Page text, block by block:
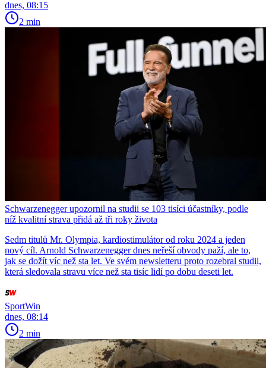
dnes, 08:15
2 min
Schwarzenegger upozornil na studii se 103 tisíci účastníky, podle
níž kvalitní strava přidá až tři roky života
Sedm titulů Mr. Olympia, kardiostimulátor od roku 2024 a jeden
nový cíl. Arnold Schwarzenegger dnes neřeší obvody paží, ale to,
jak se dožít víc než sta let. Ve svém newsletteru proto rozebral studii,
která sledovala stravu více než sta tisíc lidí po dobu deseti let.
SportWin
dnes, 08:14
2 min